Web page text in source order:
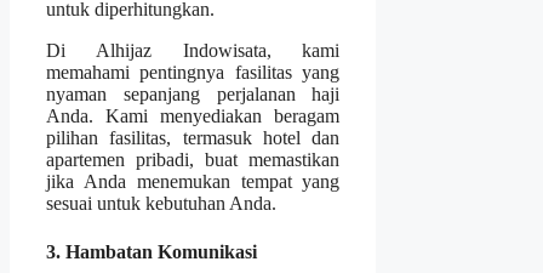
untuk diperhitungkan.
Di Alhijaz Indowisata, kami
memahami pentingnya fasilitas yang
nyaman sepanjang perjalanan haji
Anda. Kami menyediakan beragam
pilihan fasilitas, termasuk hotel dan
apartemen pribadi, buat memastikan
jika Anda menemukan tempat yang
sesuai untuk kebutuhan Anda.
3. Hambatan Komunikasi